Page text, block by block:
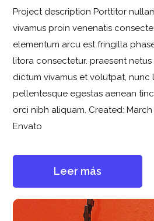
Project description Porttitor
vivamus proin venenatis
elementum arcu est fringilla
litora consectetur. praesent
dictum vivamus et volutpat, nunc
pellentesque egestas aenean
orci nibh aliquam. Created: March
Envato
Leer más